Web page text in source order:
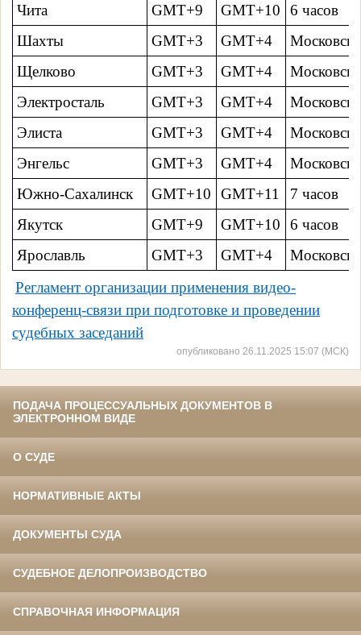
Чита
GMT+9 GMT+10
6 часов
Шахты
GMT+3 GMT+4
Щелково
GMT+3 GMT+4
Электросталь
GMT+3 GMT+4
Элиста
GMT+3 GMT+4
Энгельс
GMT+3 GMT+4
Южно-Сахалинск
GMT+10 GMT+11
7 часов
Якутск
GMT+9 GMT+10
6 часов
Ярославль
GMT+3 GMT+4
Регламент организации применения видео-
конференц-связи при подготовке и проведении
судебных заседаний
опубликовано 26.11.2025 15:07 (МСК)
ПОДАЧА ПРОЦЕССУАЛЬНЫХ ДОКУМЕНТОВ В
ЭЛЕКТРОННОМ ВИДЕ
О СУДЕ
НОРМАТИВНЫЕ АКТЫ
ДОКУМЕНТЫ СУДА
СУДЕБНОЕ ДЕЛОПРОИЗВОДСТВО
СПРАВОЧНАЯ ИНФОРМАЦИЯ